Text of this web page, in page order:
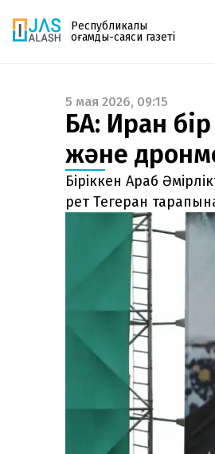
Республикалық
қоғамдық-саяси газеті
Газетке жазылу
PDF форматтағы газетті ай
поштаңызға алып отырыңыз.
шыққан сәтте сізге бірден
енгізіңіз, біз қалғанын өзіміз
5 мая 2026, 09:15
БАӘ: Иран
және
Біріккен Араб
рет Тегеран